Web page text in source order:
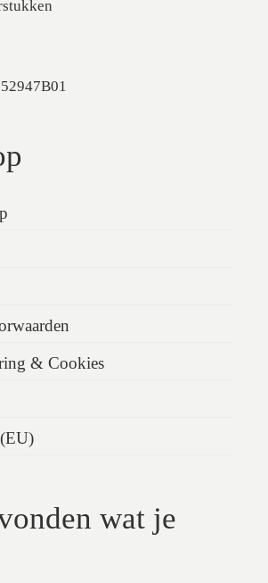
& Cookies
wat je